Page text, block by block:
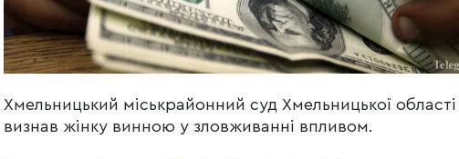
Хмельницький міськрайонний суд Хмельницької області
визнав жінку винною у зловживанні впливом.